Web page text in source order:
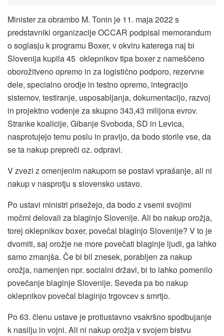
Minister za obrambo M. Tonin je 11. maja 2022 s
predstavniki organizacije OCCAR podpisal memorandum
o soglasju k programu Boxer, v okviru katerega naj bi
Slovenija kupila 45 oklepnikov tipa boxer z nameščeno
oborožitveno opremo in za logistično podporo, rezervne
dele, specialno orodje in testno opremo, integracijo
sistemov, testiranje, usposabljanja, dokumentacijo, razvoj
in projektno vodenje za skupno 343,43 milijona evrov.
Stranke koalicije, Gibanje Svoboda, SD in Levica,
nasprotujejo temu poslu in pravijo, da bodo storile vse, da
se ta nakup prepreči oz. odpravi.
V zvezi z omenjenim nakupom se postavi vprašanje, ali ni
nakup v nasprotju s slovensko ustavo.
Po ustavi ministri prisežejo, da bodo z vsemi svojimi
močmi delovali za blaginjo Slovenije. Ali bo nakup orožja,
torej oklepnikov boxer, povečal blaginjo Slovenije? V to je
dvomiti, saj orožje ne more povečati blaginje ljudi, ga lahko
samo zmanjša. Če bi bil znesek, porabljen za nakup
orožja, namenjen npr. socialni državi, bi to lahko pomenilo
povečanje blaginje Slovenije. Seveda pa bo nakup
oklepnikov povečal blaginjo trgovcev s smrtjo.
Po 63. členu ustave je protiustavno vsakršno spodbujanje
k nasilju in vojni. Ali ni nakup orožja v svojem bistvu